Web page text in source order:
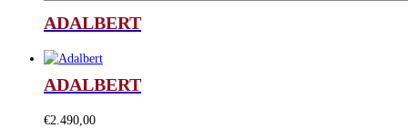
ADALBERT
ADALBERT
€2.490,00